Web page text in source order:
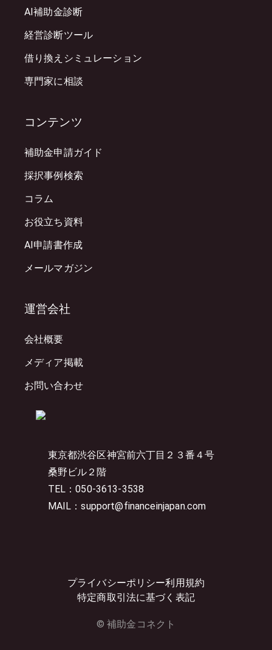
東京都渋谷区神宮前六丁目２３番４号
桑野ビル２階
TEL：050-3613-3538
MAIL：support@financeinjapan.com
プライバシーポリシー利用規約
特定商取引法に基づく表記
© 補助金コネクト
AI補助金診断
経営診断ツール
借り換えシミュレーション
専門家に相談
コンテンツ
補助金申請ガイド
採択事例検索
コラム
お役立ち資料
AI申請書作成
メールマガジン
運営会社
会社概要
メディア掲載
お問い合わせ